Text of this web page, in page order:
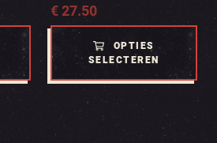
€27.50
OPTIES
SELECTEREN